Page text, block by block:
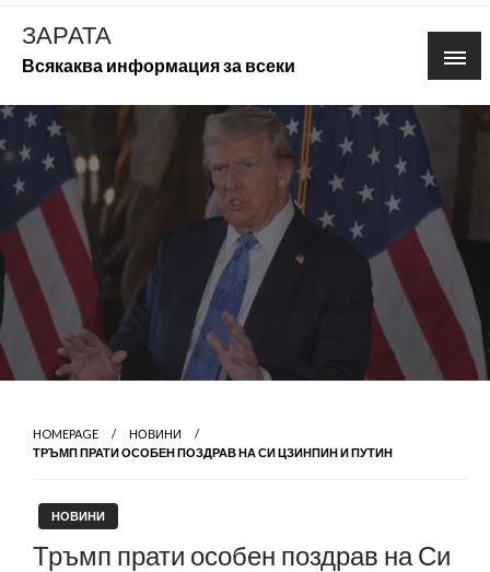
Skip
content
ЗАРАТА
Всякаква информация за всеки
HOMEPAGE
НОВИНИ
ТРЪМП ПРАТИ ОСОБЕН ПОЗДРАВ НА СИ ЦЗИНПИН И ПУТИН
НОВИНИ
Тръмп прати особен поздрав на Си